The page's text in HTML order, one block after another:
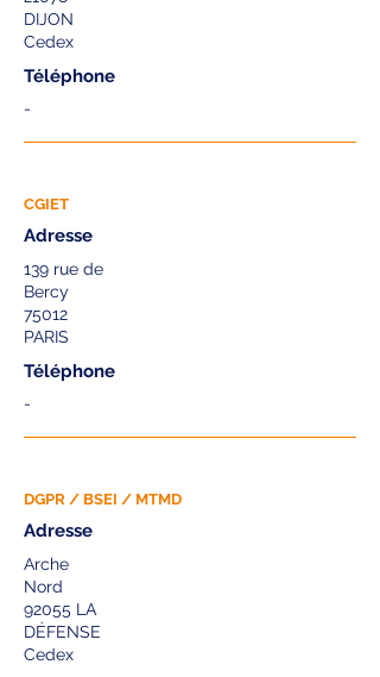
DIJON
Cedex
Téléphone
-
CGIET
Adresse
139 rue de
Bercy
75012
PARIS
Téléphone
-
DGPR / BSEI / MTMD
Adresse
Arche
Nord
92055 LA
DÉFENSE
Cedex